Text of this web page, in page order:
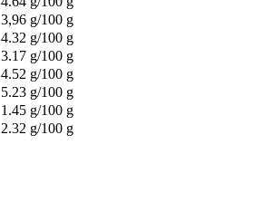
3,96 g/100 g
4.32 g/100 g
3.17 g/100 g
4.52 g/100 g
5.23 g/100 g
1.45 g/100 g
2.32 g/100 g